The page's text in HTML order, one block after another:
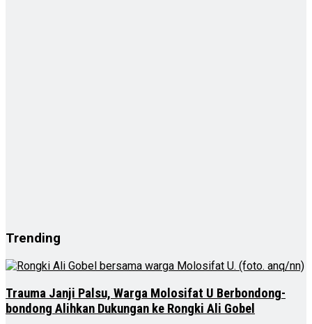
Trending
Trauma Janji Palsu, Warga Molosifat U Berbondong-
bondong Alihkan Dukungan ke Rongki Ali Gobel